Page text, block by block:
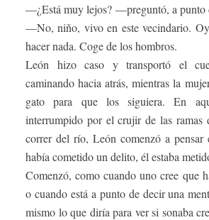
—¿Está muy lejos? —preguntó, a punto
—No, niño, vivo en este vecindario.
hacer nada. Coge de los hombros.
León hizo caso y transportó el
caminando hacia atrás, mientras la
gato para que los siguiera. En
interrumpido por el crujir de las ramas
correr del río, León comenzó a
había cometido un delito, él estaba
Comenzó, como cuando uno cree que
o cuando está a punto de decir una
mismo lo que diría para ver si sonaba